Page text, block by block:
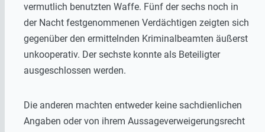
vermutlich benutzten Waffe. Fünf der sechs noch in
der Nacht festgenommenen Verdächtigen zeigten sich
gegenüber den ermittelnden Kriminalbeamten äußerst
unkooperativ. Der sechste konnte als Beteiligter
ausgeschlossen werden.
Die anderen machten entweder keine sachdienlichen
Angaben oder von ihrem Aussageverweigerungsrecht